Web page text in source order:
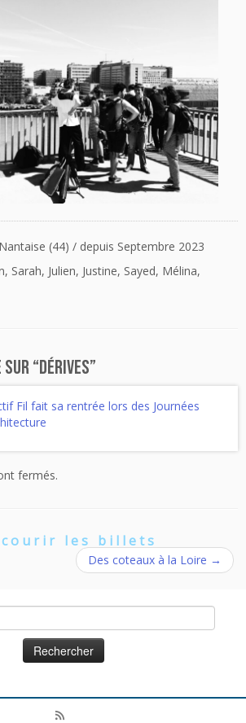
(44) / depuis Septembre 2023
Sarah, Julien, Justine, Sayed, Mélina,
sur “Dérives”
Fil fait sa rentrée lors des Journées
fermés.
les billets
Des coteaux à la Loire →